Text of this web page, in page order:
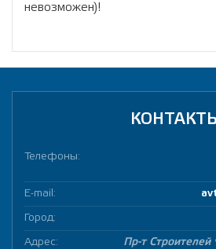
невозможен)!
КОНТАКТЫ
Телефоны:
E-mail:
Город:
Адрес:
Пр-т